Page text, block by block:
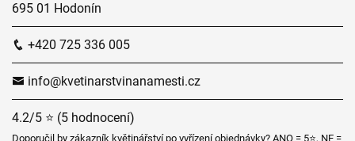
695 01 Hodonín
+420 725 336 005
info@kvetinarstvinanamesti.cz
4.2/5 ⭐ (5 hodnocení)
Doporučil by zákazník květinářství po vyřízení objednávky? ANO = 5⭐, NE =